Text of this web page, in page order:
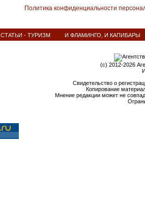
Политика конфиденциальности
СТАТЬИ - ТУРИЗМ И ФЛАМИНГО, И КАПИБАРЫ
(c) 2012-2026
Свидетельство о
Копирование
Мнение редакции может не